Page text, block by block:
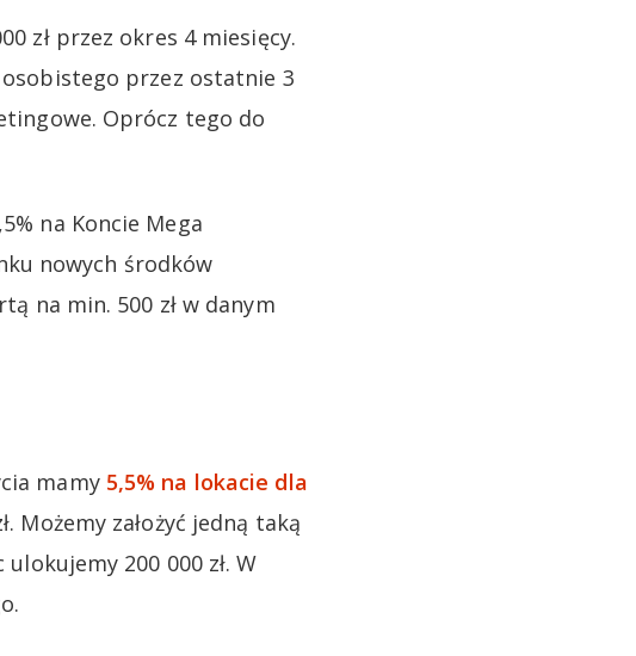
zł przez okres 4 miesięcy.
przez ostatnie 3
Oprócz tego do
na Koncie Mega
nowych środków
na min. 500 zł w danym
mamy 5,5% na lokacie dla
Możemy założyć jedną taką
200 000 zł. W